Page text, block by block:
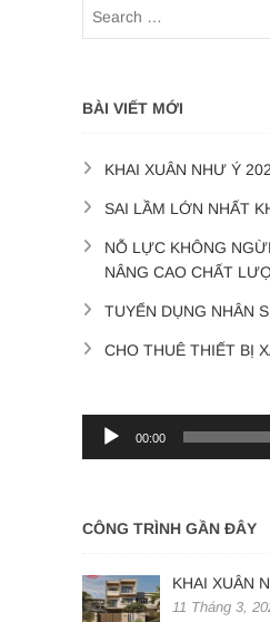
BÀI VIẾT MỚI
KHAI XUÂN NHƯ Ý
SAI LẦM LỚN NHẤT
NỖ LỰC KHÔNG
NÂNG CAO CHẤT
TUYỂN DỤNG NHÂN
CHO THUÊ THIẾT BỊ
Trình
phát
00:00
CÔNG TRÌNH GẦN ĐÂY
KHAI XUÂN
11 Tháng 3,